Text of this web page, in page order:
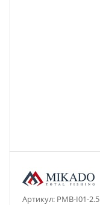
Артикул: PMB-I01-2.5